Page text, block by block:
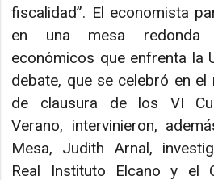
fiscalidad”. El economista
en una mesa
económicos que enfrenta la
debate, que se celebró en
de clausura de los VI
Verano, intervinieron,
Mesa, Judith Arnal,
Real Instituto Elcano y el